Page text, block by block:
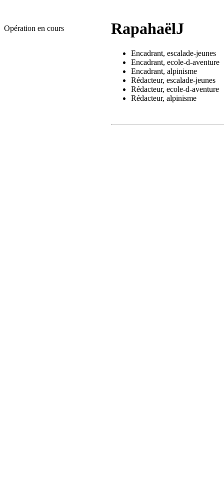
RapahaëlJ
Encadrant, escalade-jeunes
Encadrant, ecole-d-aventure
Encadrant, alpinisme
Rédacteur, escalade-jeunes
Rédacteur, ecole-d-aventure
Rédacteur, alpinisme
Opération en cours